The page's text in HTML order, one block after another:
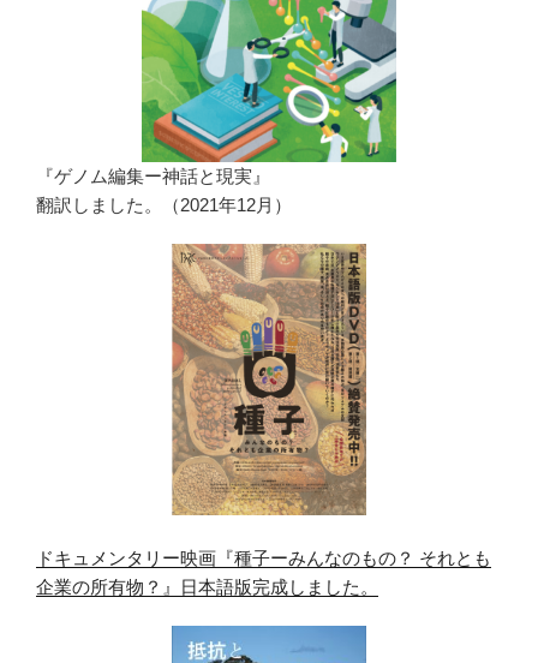
『ゲノム編集ー神話と現実』
翻訳しました。（2021年12月）
ドキュメンタリー映画『種子ーみんなのもの？ それとも
企業の所有物？』日本語版完成しました。